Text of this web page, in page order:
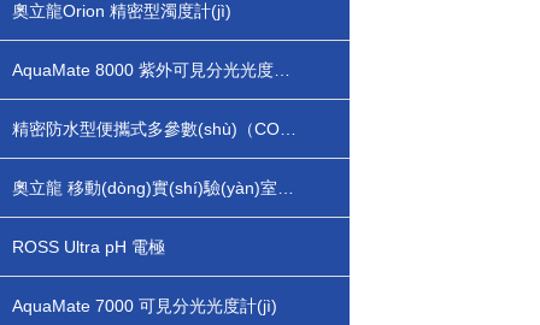
奧立龍Orion 精密型濁度計(jì)
ROSS Ultra pH 電極
AquaMate 7000 可見分光光度計(jì)